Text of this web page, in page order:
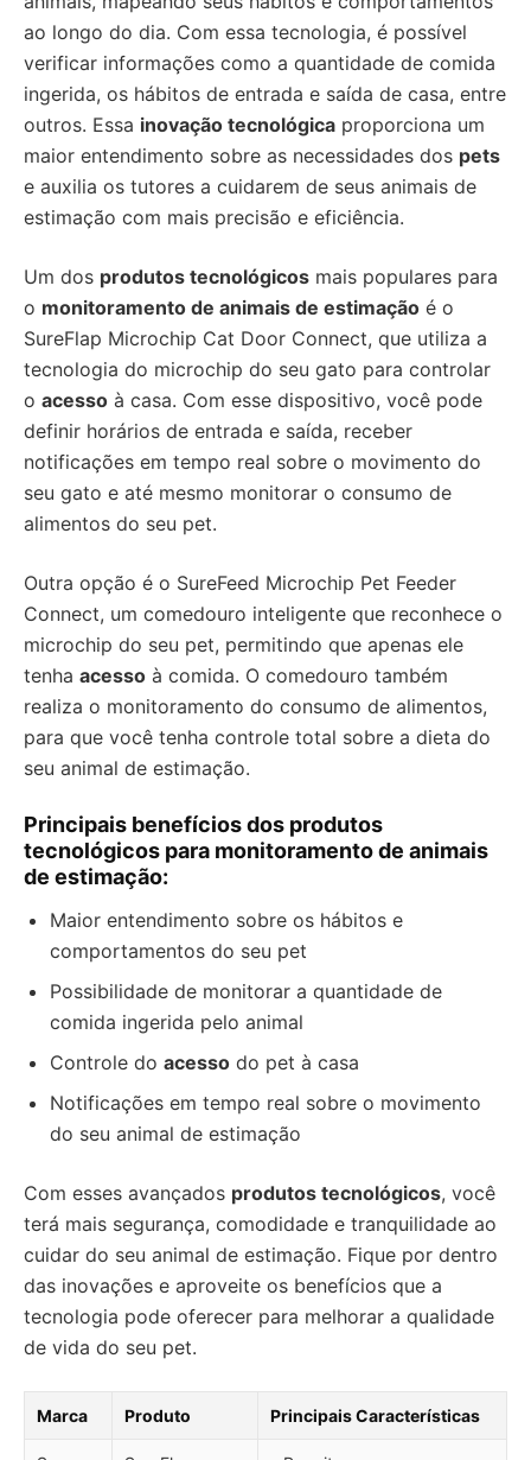
ao longo do dia. Com essa tecnologia, é possível
verificar informações como a quantidade de comida
ingerida, os hábitos de entrada e saída de casa, entre
outros. Essa inovação tecnológica proporciona um
maior entendimento sobre as necessidades dos pets
e auxilia os tutores a cuidarem de seus animais de
estimação com mais precisão e eficiência.
Um dos produtos tecnológicos mais populares para
o monitoramento de animais de estimação é o
SureFlap Microchip Cat Door Connect, que utiliza a
tecnologia do microchip do seu gato para controlar
o acesso à casa. Com esse dispositivo, você pode
definir horários de entrada e saída, receber
notificações em tempo real sobre o movimento do
seu gato e até mesmo monitorar o consumo de
alimentos do seu pet.
Outra opção é o SureFeed Microchip Pet Feeder
Connect, um comedouro inteligente que reconhece o
microchip do seu pet, permitindo que apenas ele
tenha acesso à comida. O comedouro também
realiza o monitoramento do consumo de alimentos,
para que você tenha controle total sobre a dieta do
seu animal de estimação.
Principais benefícios dos produtos
tecnológicos para monitoramento de animais
de estimação:
Maior entendimento sobre os hábitos e
comportamentos do seu pet
Possibilidade de monitorar a quantidade de
comida ingerida pelo animal
Controle do acesso do pet à casa
Notificações em tempo real sobre o movimento
do seu animal de estimação
Com esses avançados produtos tecnológicos, você
terá mais segurança, comodidade e tranquilidade ao
cuidar do seu animal de estimação. Fique por dentro
das inovações e aproveite os benefícios que a
tecnologia pode oferecer para melhorar a qualidade
de vida do seu pet.
Marca Produto Principais Características